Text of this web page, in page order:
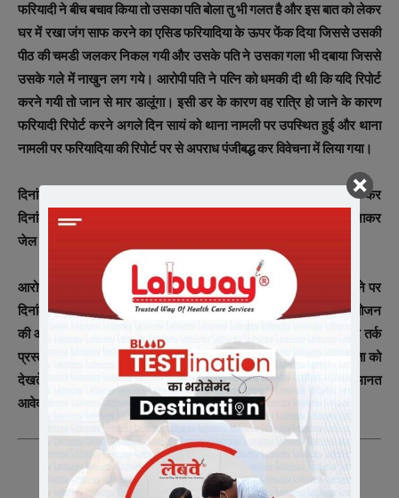
फरियादी ने बीच बचाव किया तो उसका पति बोला तु भी गलत है और इस बात को लेकर
घर में रखा जंग साफ करने का एसिड फरियादिया के ऊपर फेंक दिया जिससे उसकी
पीठ की चमडी जलकर निकल गयी और उसके पति ने उसका गला भी दबाया जिससे
उसके गले में नाखुन लग गये। आरोपी पति ने पत्नि को धमकी दी थी कि यदि रिपोर्ट
करने गयी तो जान से मार डालूंगा। इसी डर के कारण वह रात्रि हो जाने के कारण
फरियादी रिपोर्ट करने अगले दिन सायं को थाना नामली पर उपस्थित हुई और थाना
नामली पर फरियादिया की रिपोर्ट पर से अपराध पंजीबद्ध कर विवेचना में लिया गया।
दिनांक 04.09.2020 को रात्रि में आरोपी शांतिलाल राठौड को गिरफ्तार कर
दिनांक 05.09.2020 को न्‍यायालय में पेश किया गया जहॉ से जेल वारंट बनाकर
जेल दाखिल किया गया।
आरोपी शांतिलाल की ओर से उनके अधिवक्‍ता द्वारा जमानत आवेदन पेश करने पर
दिनांक 08.09.2020 को माननीय न्‍यायालय में सुनवायी हुई जिसमें अभियोजन
की ओर से जस्‍सू वास्‍केल एडीपीओ द्वारा जमानत आवेदन पत्र का विरोध कर तर्क
प्रस्तुत किये गये। न्‍यायालय द्वारा अभियोजन के तर्को एवं अपराध की गंभीरता को
देखते हुए अभियुक्‍त को जमानत पर छोडा जाना उचित नही मानते हुए जमानत
आवेदन पत्र निरस्‍त किया गया।